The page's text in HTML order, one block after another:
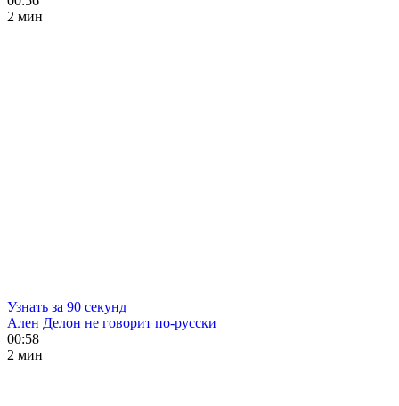
2 мин
Узнать за 90 секунд
Ален Делон не говорит по-русски
00:58
2 мин